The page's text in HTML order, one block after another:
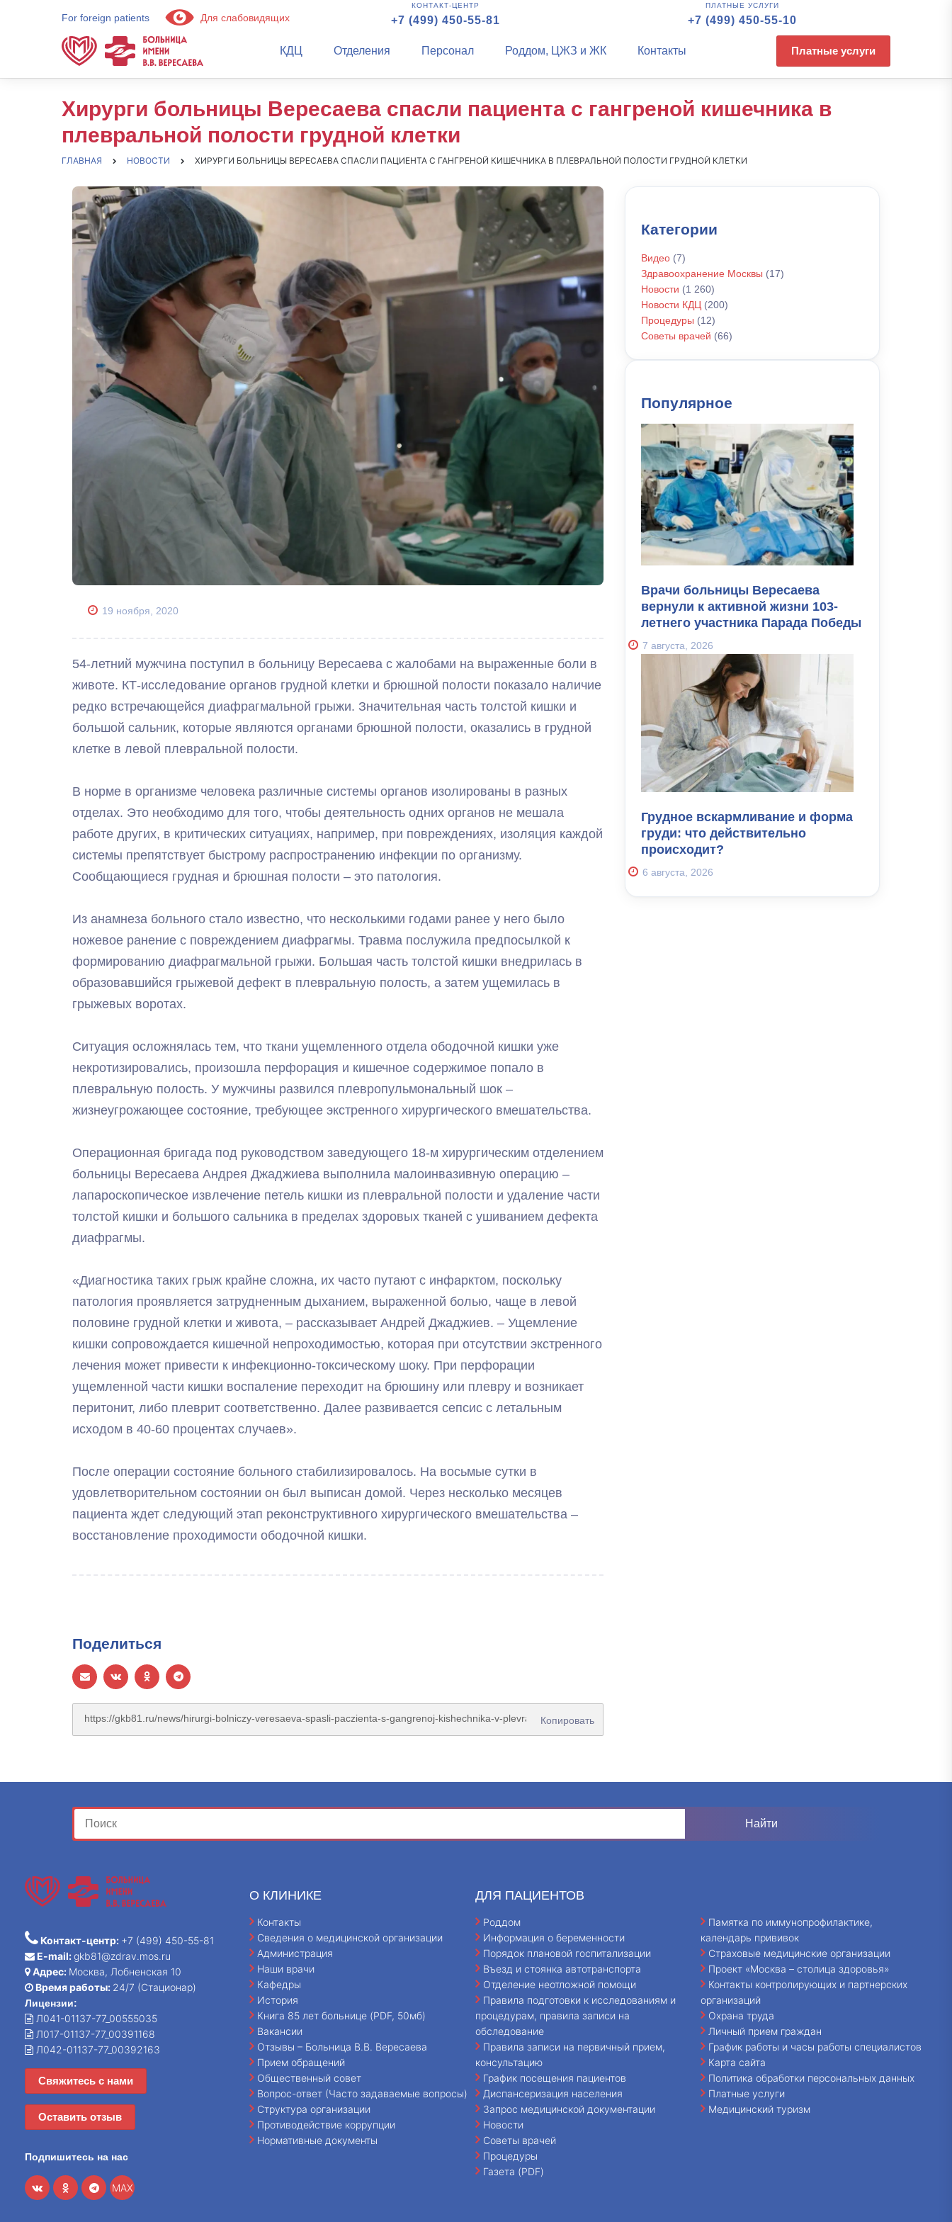
For foreign patients Для слабовидящих
КОНТАКТ-ЦЕНТР
+7 (499) 450-55-81
ПЛАТНЫЕ УСЛУГИ
+7 (499) 450-55-10
КДЦ Отделения Персонал Роддом, ЦЖЗ и ЖК Контакты Платные услуги
Хирурги больницы Вересаева спасли пациента с гангреной кишечника в
плевральной полости грудной клетки
ГЛАВНАЯ НОВОСТИ ХИРУРГИ БОЛЬНИЦЫ ВЕРЕСАЕВА СПАСЛИ ПАЦИЕНТА С ГАНГРЕНОЙ КИШЕЧНИКА В ПЛЕВРАЛЬНОЙ ПОЛОСТИ ГРУДНОЙ КЛЕТКИ
19 ноября, 2020
54-летний мужчина поступил в больницу Вересаева с жалобами на выраженные боли в
животе. КТ-исследование органов грудной клетки и брюшной полости показало наличие
редко встречающейся диафрагмальной грыжи. Значительная часть толстой кишки и
большой сальник, которые являются органами брюшной полости, оказались в грудной
клетке в левой плевральной полости.
В норме в организме человека различные системы органов изолированы в разных
отделах. Это необходимо для того, чтобы деятельность одних органов не мешала
работе других, в критических ситуациях, например, при повреждениях, изоляция каждой
системы препятствует быстрому распространению инфекции по организму.
Сообщающиеся грудная и брюшная полости – это патология.
Из анамнеза больного стало известно, что несколькими годами ранее у него было
ножевое ранение с повреждением диафрагмы. Травма послужила предпосылкой к
формированию диафрагмальной грыжи. Большая часть толстой кишки внедрилась в
образовавшийся грыжевой дефект в плевральную полость, а затем ущемилась в
грыжевых воротах.
Ситуация осложнялась тем, что ткани ущемленного отдела ободочной кишки уже
некротизировались, произошла перфорация и кишечное содержимое попало в
плевральную полость. У мужчины развился плевропульмональный шок –
жизнеугрожающее состояние, требующее экстренного хирургического вмешательства.
Операционная бригада под руководством заведующего 18-м хирургическим отделением
больницы Вересаева Андрея Джаджиева выполнила малоинвазивную операцию –
лапароскопическое извлечение петель кишки из плевральной полости и удаление части
толстой кишки и большого сальника в пределах здоровых тканей с ушиванием дефекта
диафрагмы.
«Диагностика таких грыж крайне сложна, их часто путают с инфарктом, поскольку
патология проявляется затрудненным дыханием, выраженной болью, чаще в левой
половине грудной клетки и живота, – рассказывает Андрей Джаджиев. – Ущемление
кишки сопровождается кишечной непроходимостью, которая при отсутствии экстренного
лечения может привести к инфекционно-токсическому шоку. При перфорации
ущемленной части кишки воспаление переходит на брюшину или плевру и возникает
перитонит, либо плеврит соответственно. Далее развивается сепсис с летальным
исходом в 40-60 процентах случаев».
После операции состояние больного стабилизировалось. На восьмые сутки в
удовлетворительном состоянии он был выписан домой. Через несколько месяцев
пациента ждет следующий этап реконструктивного хирургического вмешательства –
восстановление проходимости ободочной кишки.
Поделиться
Копировать
Категории
Видео (7)
Здравоохранение Москвы (17)
Новости (1 260)
Новости КДЦ (200)
Процедуры (12)
Советы врачей (66)
Популярное
Врачи больницы Вересаева
вернули к активной жизни 103-
летнего участника Парада Победы
7 августа, 2026
Грудное вскармливание и форма
груди: что действительно
происходит?
6 августа, 2026
Контакт-центр: +7 (499) 450-55-81
E-mail:gkb81@zdrav.mos.ru
Адрес: Москва, Лобненская 10
Время работы: 24/7 (Стационар)
Лицензии:
Л041-01137-77_00555035
Л017-01137-77_00391168
Л042-01137-77_00392163
Свяжитесь с нами
Оставить отзыв
Подпишитесь на нас
MAX
О КЛИНИКЕ
Контакты
Сведения о медицинской организации
Администрация
Наши врачи
Кафедры
История
Книга 85 лет больнице (PDF, 50мб)
Вакансии
Отзывы – Больница В.В. Вересаева
Прием обращений
Общественный совет
Вопрос-ответ (Часто задаваемые вопросы)
Структура организации
Противодействие коррупции
Нормативные документы
ДЛЯ ПАЦИЕНТОВ
Роддом
Информация о беременности
Порядок плановой госпитализации
Въезд и стоянка автотранспорта
Отделение неотложной помощи
Правила подготовки к исследованиям и
процедурам, правила записи на
обследование
Правила записи на первичный прием,
консультацию
График посещения пациентов
Диспансеризация населения
Запрос медицинской документации
Новости
Советы врачей
Процедуры
Газета (PDF)
Памятка по иммунопрофилактике,
календарь прививок
Страховые медицинские организации
Проект «Москва – столица здоровья»
Контакты контролирующих и партнерских
организаций
Охрана труда
Личный прием граждан
График работы и часы работы специалистов
Карта сайта
Политика обработки персональных данных
Платные услуги
Медицинский туризм